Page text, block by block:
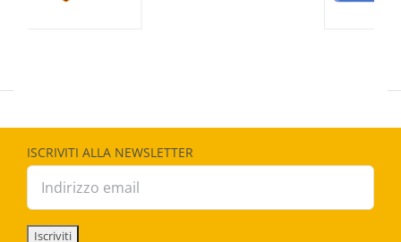
ISCRIVITI ALLA NEWSLETTER